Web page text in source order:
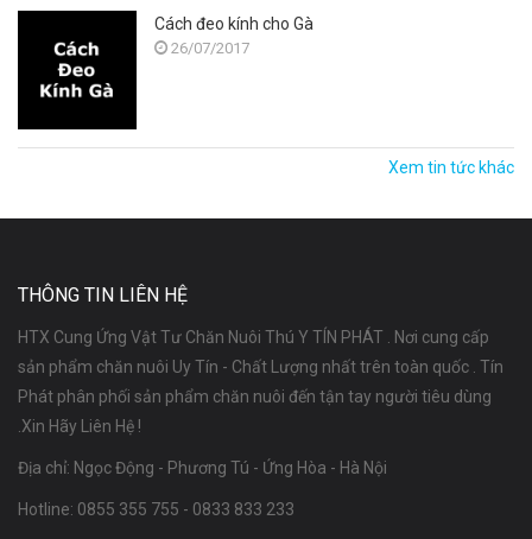
Cách đeo kính cho Gà
26/07/2017
Xem tin tức khác
THÔNG TIN LIÊN HỆ
HTX Cung Ứng Vật Tư Chăn Nuôi Thú Y TÍN PHÁT . Nơi cung cấp
sản phẩm chăn nuôi Uy Tín - Chất Lượng nhất trên toàn quốc . Tín
Phát phân phối sản phẩm chăn nuôi đến tận tay người tiêu dùng
.Xin Hãy Liên Hệ !
Địa chỉ: Ngọc Động - Phương Tú - Ứng Hòa - Hà Nội
Hotline: 0855 355 755 - 0833 833 233